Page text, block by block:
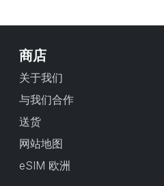
商店
关于我们
与我们合作
送货
网站地图
eSIM 欧洲